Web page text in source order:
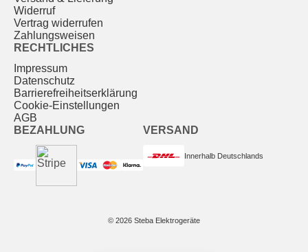
Widerruf
Vertrag widerrufen
Zahlungsweisen
RECHTLICHES
Impressum
Datenschutz
Barrierefreiheitserklärung
Cookie-Einstellungen
AGB
BEZAHLUNG
VERSAND
Innerhalb Deutschlands
© 2026 Steba Elektrogeräte